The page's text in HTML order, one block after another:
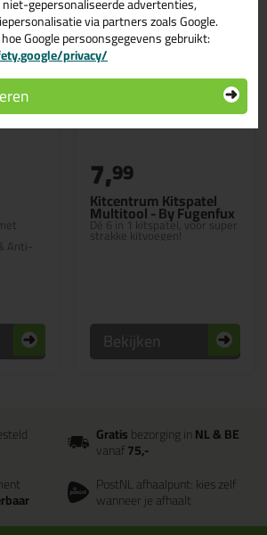
Anti-
Kitcentrum Kitspatel
Multitool - By Fugenfux
Dé 6 in 1 kitspatel, voor super
strakke kitvoegen!
7,99
Bekijken
Gratisbezorging inNL & BE
vanaf75,-
PostNL afhaalpunt: kies zelf
wanneer je afhaalt
via partners zoals Google.
Google persoonsgegevens gebruikt:
privacy/